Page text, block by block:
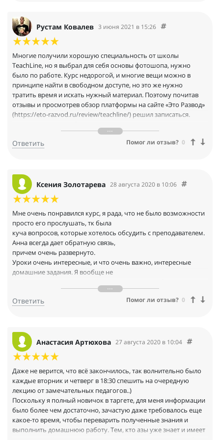
подумать, поискать дополнительную информацию в
интернете, да и просто включить свою осознанность, чтобы
дать адекватный ответ. И еще отдельная благодарность за то,
что моему резюме были даны рекомендации по его
улучшению, даже сопроводительному письму было дано свое
как профессиональное, так и личное видение. Качество
предоставленного материала на 5 баллов, с мемами из
различных фильмов и сериалов позволило еще легче усвоить
материал.
Рустам Ковалев 3 июня 2021 в 15:26
Многие получили хорошую специальность от школы
TeachLine, но я выбрал для себя основы фотошопа, нужно
было по работе. Курс недорогой, и многие вещи можно в
принципе найти в свободном доступе, но это же нужно
тратить время и искать нужный материал. Поэтому почитав
отзывы и просмотрев обзор платформы на сайте «Это Развод»
(https://eto-razvod.ru/review/teachline/) решил записаться.
базовым навыкам обращения с основными инструментами
точно научат. Для новичка неплохой вариант, советую
Ответить Помог ли отзыв? 0
Ксения Золотарева 28 августа 2020 в 10:06
Мне очень понравился курс, я рада, что не было возможности
просто его прослушать, тк была
куча вопросов, которые хотелось обсудить с преподавателем.
Анна всегда дает обратную связь,
причем очень развернуто.
Уроки очень интересные, и что очень важно, интересные
домашние задания. Я вообще не
небольшой проектик, который точно
пригодится в работе.
Круто, что есть чат и можно и свои вопросы покидать и
посмотреть кейсы других ребят
Ответить Помог ли отзыв? 0
Анастасия Артюхова 27 августа 2020 в 10:04
Даже не верится, что всё закончилось, так волнительно было
каждые вторник и четверг в 18:30 спешить на очередную
лекцию от замечательных педагогов..)
Поскольку я полный новичок в таргете, для меня информации
было более чем достаточно, зачастую даже требовалось еще
какое-то время, чтобы переварить полученные знания и
выполнить домашнюю работу. Тем, кто азы уже знает и имеет